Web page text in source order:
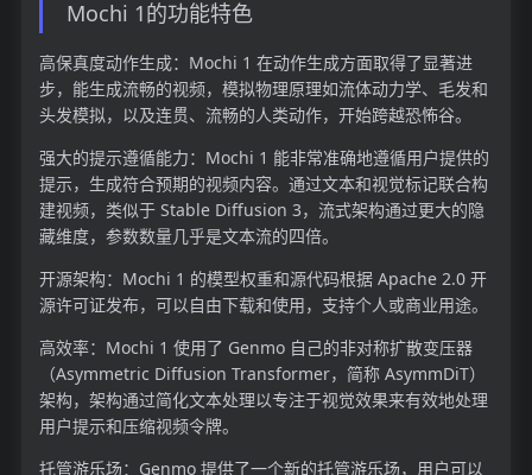
Mochi 1的功能特色
高保真度动作生成：Mochi 1 在动作生成方面取得了显著进
步，能生成流畅的视频，模拟物理原理如流体动力学、毛发和
头发模拟，以及连贯、流畅的人类动作，开始跨越恐怖谷。
强大的提示遵循能力：Mochi 1 能非常准确地遵循用户提供的
提示，生成符合预期的视频内容。通过文本和视觉标记联合构
建视频，类似于 Stable Diffusion 3，流式架构通过更大的隐
藏维度，参数数量几乎是文本流的四倍。
开源架构：Mochi 1 的模型权重和源代码根据 Apache 2.0 开
源许可证发布，可以自由下载和使用，支持个人或商业用途。
高效率：Mochi 1 使用了 Genmo 自己的非对称扩散变压器
（Asymmetric Diffusion Transformer，简称 AsymmDiT）
架构，架构通过简化文本处理以专注于视觉效果来有效地处理
用户提示和压缩视频令牌。
托管游乐场：Genmo 提供了一个新的托管游乐场，用户可以